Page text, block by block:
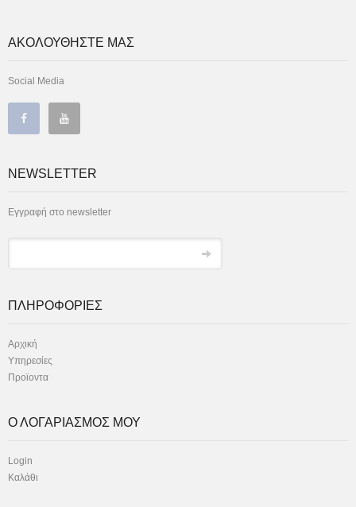
ΑΚΟΛΟΥΘΗΣΤΕ ΜΑΣ
Social Media
NEWSLETTER
Εγγραφή στο newsletter
ΠΛΗΡΟΦΟΡΙΕΣ
Αρχική
Υπηρεσίες
Προϊοντα
Ο ΛΟΓΑΡΙΑΣΜΟΣ ΜΟΥ
Login
Καλάθι